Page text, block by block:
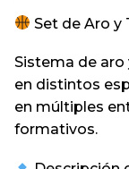
Set de Aro y
Sistema de
en distintos
en múltiples
formativos.